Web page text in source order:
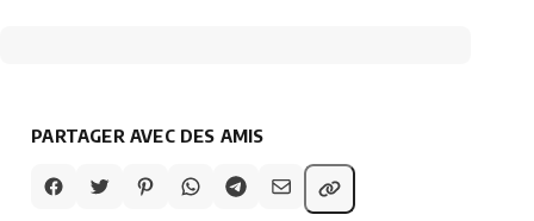
PARTAGER AVEC DES AMIS